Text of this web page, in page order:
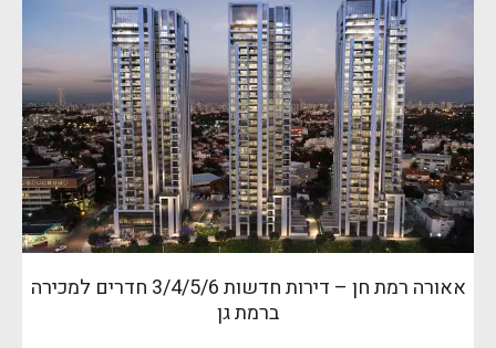
אאורה רמת חן – דירות חדשות 3/4/5/6 חדרים למכירה
ברמת גן